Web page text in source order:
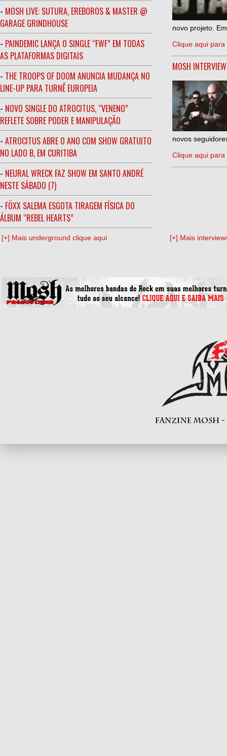
- MOSH LIVE: SUTURA, EREBOROS & MASTER @
GARAGE GRINDHOUSE
- PAINDEMIC LANÇA O SINGLE “FWF” EM TODAS
AS PLATAFORMAS DIGITAIS
- THE TROOPS OF DOOM ANUNCIA MUDANÇA NO
LINE-UP PARA TURNÊ EUROPEIA
- NOVO SINGLE DO ATROCITUS, “VENENO”
REFLETE SOBRE PODER E MANIPULAÇÃO
- ATROCITUS ABRE O ANO COM SHOW GRATUITO
NO LADO B, EM CURITIBA
- NEURAL WRECK FAZ SHOW EM SANTO ANDRÉ
NESTE SÁBADO (7)
- FÖXX SALEMA ESGOTA TIRAGEM FÍSICA DO
ÁLBUM “REBEL HEARTS”
novo projeto.
Clique aqui para
MOSH
novos
Clique aqui para
[+] Mais underground clique aqui [+] Mais